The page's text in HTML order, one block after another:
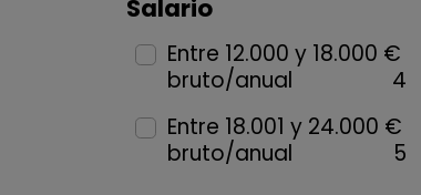
Salario
Entre 12.000 y 18.000 €
bruto/anual
4
Entre 18.001 y 24.000 €
bruto/anual
5